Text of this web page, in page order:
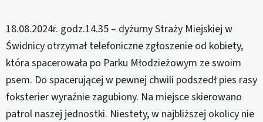
18.08.2024r. godz.14.35 – dyżurny Straży Miejskiej w
Świdnicy otrzymał telefoniczne zgłoszenie od kobiety,
która spacerowała po Parku Młodzieżowym ze swoim
psem. Do spacerującej w pewnej chwili podszedł pies rasy
foksterier wyraźnie zagubiony. Na miejsce skierowano
patrol naszej jednostki. Niestety, w najbliższej okolicy nie